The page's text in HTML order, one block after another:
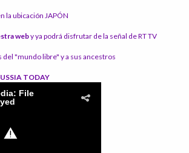
la ubicación JAPÓN
weby ya podrá disfrutar de la señal de RT TV
del "mundo libre" y a sus ancestros
TODAY